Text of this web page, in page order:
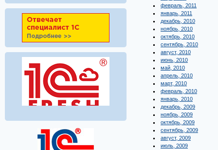
февраль, 2011
январь, 2011
декабрь, 2010
ноябрь, 2010
октябрь, 2010
сентябрь, 2010
август, 2010
июнь, 2010
май, 2010
апрель, 2010
март, 2010
февраль, 2010
январь, 2010
декабрь, 2009
ноябрь, 2009
октябрь, 2009
сентябрь, 2009
август, 2009
июль, 2009